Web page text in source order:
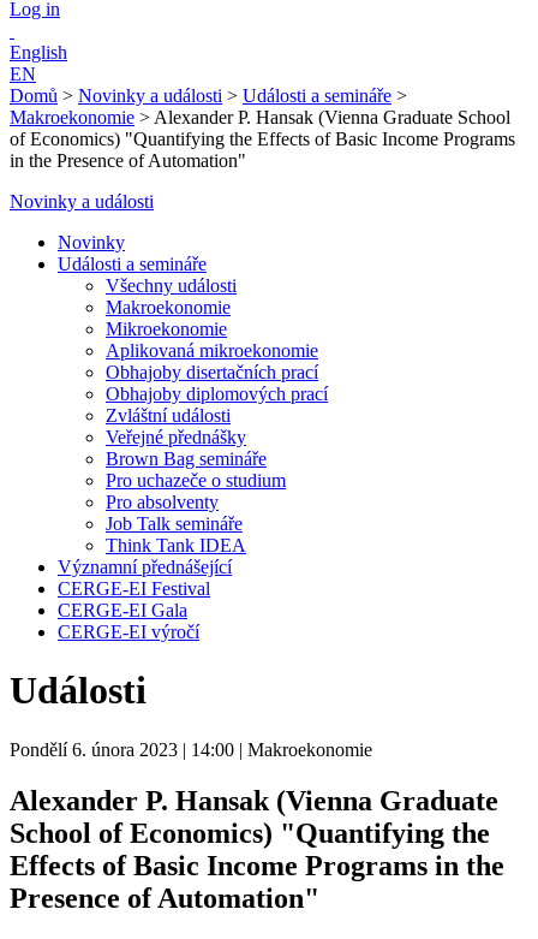
Log in
English
EN
Domů > Novinky a události > Události a semináře >
Makroekonomie > Alexander P. Hansak (Vienna Graduate School
of Economics) "Quantifying the Effects of Basic Income Programs
in the Presence of Automation"
Novinky a události
Novinky
Události a semináře
Všechny události
Makroekonomie
Mikroekonomie
Aplikovaná mikroekonomie
Obhajoby disertačních prací
Obhajoby diplomových prací
Zvláštní události
Veřejné přednášky
Brown Bag semináře
Pro uchazeče o studium
Pro absolventy
Job Talk semináře
Think Tank IDEA
Významní přednášející
CERGE-EI Festival
CERGE-EI Gala
CERGE-EI výročí
Události
Pondělí 6. února 2023 | 14:00 | Makroekonomie
Alexander P. Hansak (Vienna Graduate
School of Economics) "Quantifying the
Effects of Basic Income Programs in the
Presence of Automation"